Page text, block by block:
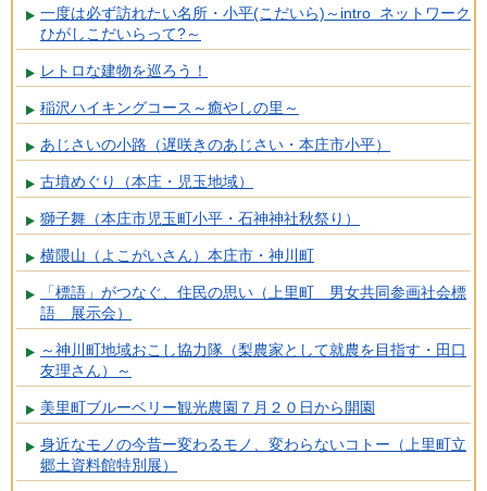
一度は必ず訪れたい名所・小平(こだいら)～intro ネットワーク
ひがしこだいらって?～
レトロな建物を巡ろう！
稲沢ハイキングコース～癒やしの里～
あじさいの小路（遅咲きのあじさい・本庄市小平）
古墳めぐり（本庄・児玉地域）
獅子舞（本庄市児玉町小平・石神神社秋祭り）
横隈山（よこがいさん）本庄市・神川町
「標語」がつなぐ、住民の思い（上里町 男女共同参画社会標
語 展示会）
～神川町地域おこし協力隊（梨農家として就農を目指す・田口
友理さん）～
美里町ブルーベリー観光農園７月２０日から開園
身近なモノの今昔ー変わるモノ、変わらないコトー（上里町立
郷土資料館特別展）